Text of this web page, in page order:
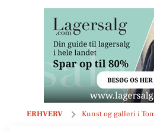
ERHVERV Kunst og galleri i
Danish Clay Design